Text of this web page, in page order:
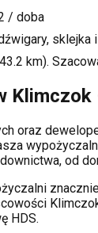
/ doba
43.2 km).
Klimczok
oraz
od
HDS.